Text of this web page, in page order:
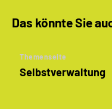
Das könnte Sie
Themenseite
Selbstverwaltung